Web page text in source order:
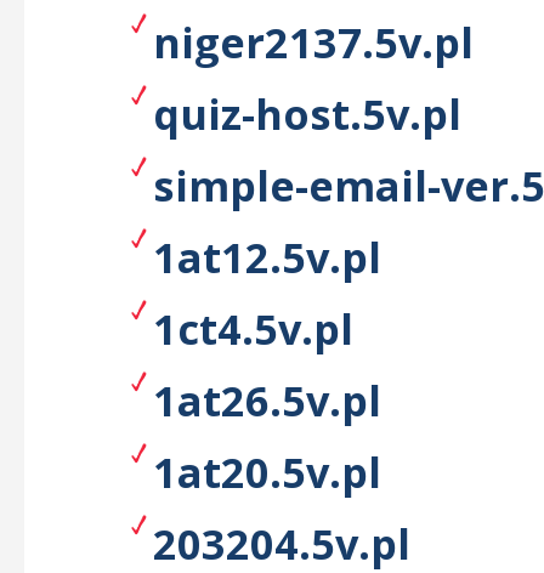
niger2137.5v.pl
quiz-host.5v.pl
simple-email-
1at12.5v.pl
1ct4.5v.pl
1at26.5v.pl
1at20.5v.pl
203204.5v.pl